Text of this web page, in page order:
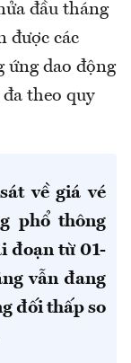
đầu tháng
được các
ứng dao động
theo quy
về giá vé
phổ thông
đoạn từ 01-
vẫn đang
đối thấp so